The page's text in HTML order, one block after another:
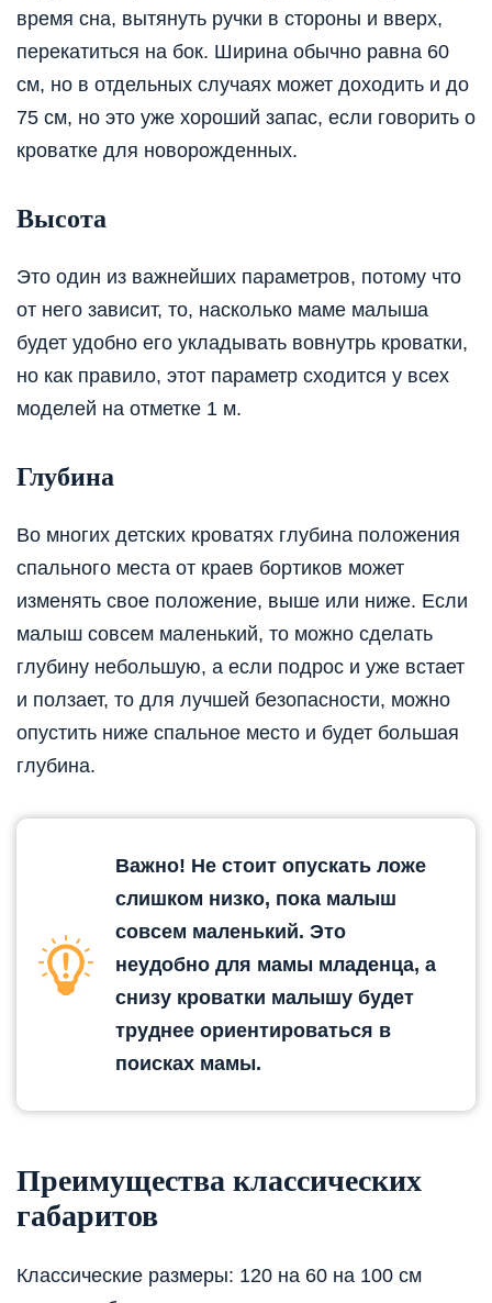
время сна, вытянуть ручки в стороны и вверх,
перекатиться на бок. Ширина обычно равна 60
см, но в отдельных случаях может доходить и до
75 см, но это уже хороший запас, если говорить о
кроватке для новорожденных.
Высота
Это один из важнейших параметров, потому что
от него зависит, то, насколько маме малыша
будет удобно его укладывать вовнутрь кроватки,
но как правило, этот параметр сходится у всех
моделей на отметке 1 м.
Глубина
Во многих детских кроватях глубина положения
спального места от краев бортиков может
изменять свое положение, выше или ниже. Если
малыш совсем маленький, то можно сделать
глубину небольшую, а если подрос и уже встает
и ползает, то для лучшей безопасности, можно
опустить ниже спальное место и будет большая
глубина.
Важно! Не стоит опускать ложе
слишком низко, пока малыш
совсем маленький. Это
неудобно для мамы младенца, а
снизу кроватки малышу будет
труднее ориентироваться в
поисках мамы.
Преимущества классических
габаритов
Классические размеры: 120 на 60 на 100 см